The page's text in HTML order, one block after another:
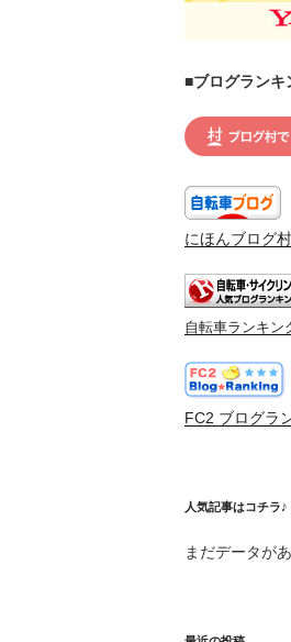
■ブログランキ
にほんブログ村
自転車ランキン
FC2 ブログラ
人気記事はコチラ♪
まだデータが